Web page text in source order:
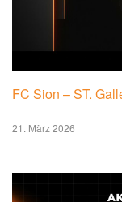
FC Sion – ST.
21. März 2026